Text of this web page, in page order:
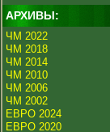
АРХИВЫ:
ЧМ 2022
ЧМ 2018
ЧМ 2014
ЧМ 2010
ЧМ 2006
ЧМ 2002
ЕВРО 2024
ЕВРО 2020